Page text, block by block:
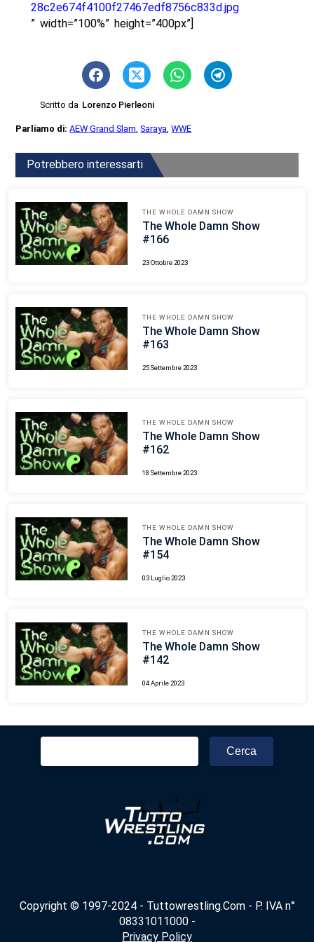
28c2e674f4100f27467edf8756c833d.jpg
” width=”100%” height=”400px”]
Scritto da Lorenzo Pierleoni
Parliamo di:AEW Grand Slam,Saraya,WWE
Potrebbero interessarti
THE WHOLE DAMN SHOW
The Whole Damn Show
#166
23 Ottobre 2023
THE WHOLE DAMN SHOW
The Whole Damn Show
#163
25 Settembre 2023
THE WHOLE DAMN SHOW
The Whole Damn Show
#162
18 Settembre 2023
THE WHOLE DAMN SHOW
The Whole Damn Show
#154
03 Luglio 2023
THE WHOLE DAMN SHOW
The Whole Damn Show
#142
04 Aprile 2023
Ricerca
Copyright © 1997-2024 - Tuttowrestling.Com - P. IVA n°
08331011000 -
Privacy Policy